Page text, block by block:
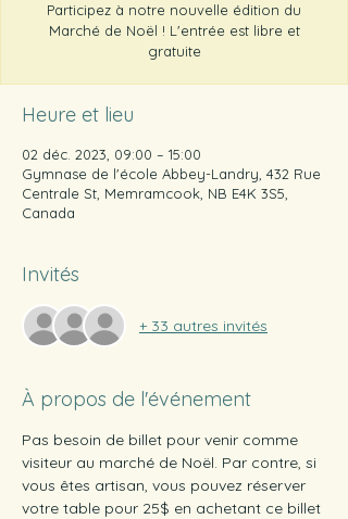
Participez à notre nouvelle édition du
Marché de Noël ! L'entrée est libre et
gratuite
Heure et lieu
02 déc. 2023, 09:00 – 15:00
Gymnase de l'école Abbey-Landry, 432 Rue
Centrale St, Memramcook, NB E4K 3S5,
Canada
Invités
+ 33 autres invités
À propos de l'événement
Pas besoin de billet pour venir comme
visiteur au marché de Noël. Par contre, si
vous êtes artisan, vous pouvez réserver
votre table pour 25$ en achetant ce billet